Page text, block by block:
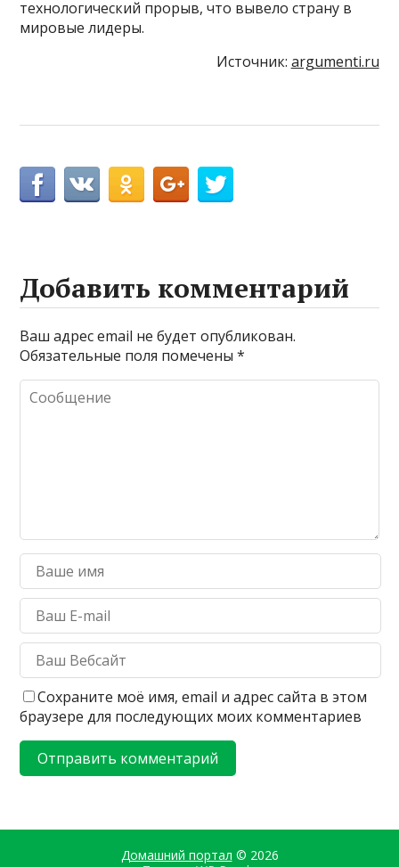
технологический прорыв, что вывело страну в
мировые лидеры.
Источник: argumenti.ru
Добавить комментарий
Ваш адрес email не будет опубликован.
Обязательные поля помечены*
Сохраните моё имя, email и адрес сайта в этом
браузере для последующих моих комментариев
Домашний портал © 2026